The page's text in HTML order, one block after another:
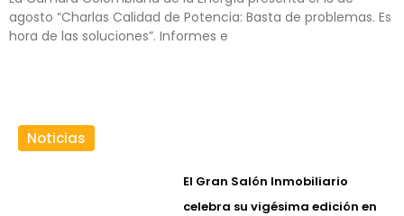
agosto “Charlas Calidad de Potencia: Basta de problemas. Es
hora de las soluciones”. Informes e
Noticias
El Gran Salón Inmobiliario
celebra su vigésima edición en